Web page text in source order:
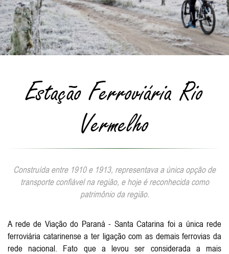
Estação Ferroviária Rio
Vermelho
Construída entre 1910 e 1913, representava a única opção de
transporte confiável na região, e hoje é reconhecida como
patrimônio da região.
A rede de Viação do Paraná - Santa Catarina foi a única rede
ferroviária catarinense a ter ligação com as demais ferrovias da
rede nacional. Fato que a levou ser considerada a mais